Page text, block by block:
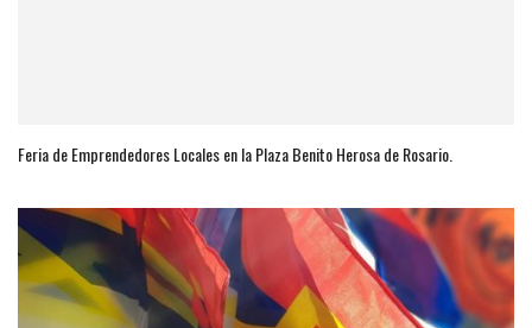
Feria de Emprendedores Locales en la Plaza Benito Herosa de Rosario.